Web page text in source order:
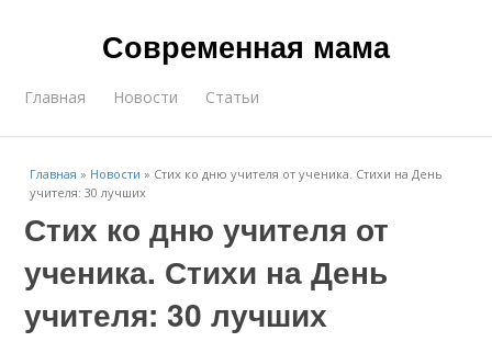
Современная мама
Главная Новости Статьи
Главная » Новости » Стих ко дню учителя от ученика. Стихи на День
учителя: 30 лучших
Стих ко дню учителя от
ученика. Стихи на День
учителя: 30 лучших